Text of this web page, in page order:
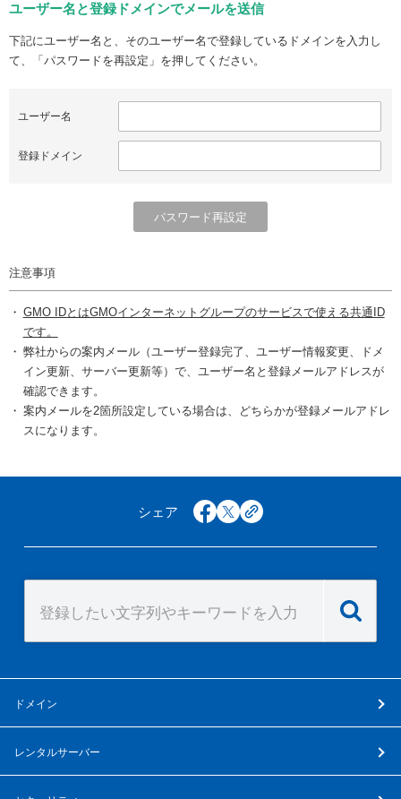
ユーザー名と登録ドメインでメールを送信
下記にユーザー名と、そのユーザー名で登録しているドメインを入力し
て、「パスワードを再設定」を押してください。
ユーザー名
登録ドメイン
注意事項
GMO IDとはGMOインターネットグループのサービスで使える共通ID
です。
弊社からの案内メール（ユーザー登録完了、ユーザー情報変更、ドメ
イン更新、サーバー更新等）で、ユーザー名と登録メールアドレスが
確認できます。
案内メールを2箇所設定している場合は、どちらかが登録メールアドレ
スになります。
シェア facebook
x copy
ドメイン
レンタルサーバー